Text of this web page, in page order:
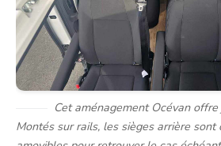
Cet aménagement Océvan
Montés sur rails, les sièges arrière sont